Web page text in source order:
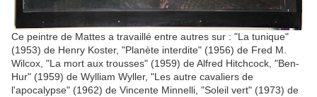
Ce peintre de Mattes a travaillé entre autres sur : "La tunique"
(1953) de Henry Koster, "Planète interdite" (1956) de Fred M.
Wilcox, "La mort aux trousses" (1959) de Alfred Hitchcock, "Ben-
Hur" (1959) de Wylliam Wyller, "Les autre cavaliers de
l'apocalypse" (1962) de Vincente Minnelli, "Soleil vert" (1973) de